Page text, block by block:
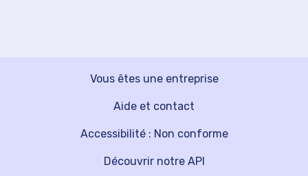
Vous êtes une entreprise
Découvrir notre API
Aide et contact
Accessibilité : Non conforme